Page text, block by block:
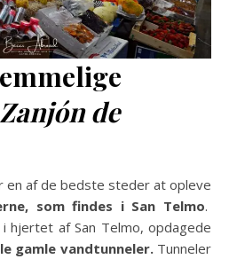
de
en af de bedste steder at opleve
som findes i San Telmo.
hjertet af San Telmo, opdagede
gamle vandtunneler. Tunneler